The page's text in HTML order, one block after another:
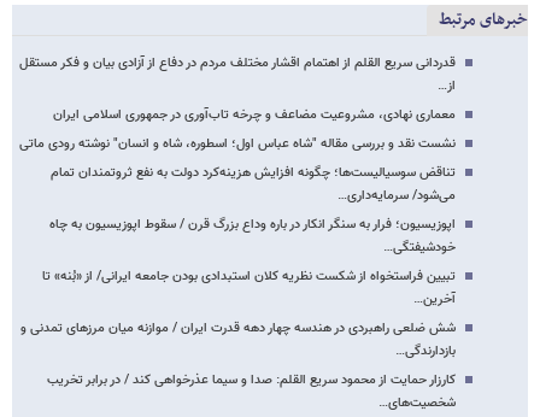
خبرهای مرتبط
قدردانی سریع القلم از اهتمام اقشار مختلف مردم در دفاع از آزادی بیان و فکر مستقل
از…
معماری نهادی، مشروعیت مضاعف و چرخه تاب‌آوری در جمهوری اسلامی ایران
نشست نقد و بررسی مقاله "شاه عباس اول؛ اسطوره، شاه و انسان" نوشته رودی ماتی
تناقض سوسیالیست‌ها؛ چگونه افزایش هزینه‌کرد دولت به نفع ثروتمندان تمام
می‌شود/ سرمایه‌داری…
اپوزیسیون؛ فرار به سنگر انکار در باره وداع بزرگ قرن / سقوط اپوزیسیون به چاه
خودشیفتگی…
تبیین فراستخواه از شکست نظریه کلان استبدادی بودن جامعه ایرانی/ از «بُنه» تا
آخرین…
شش ضلعی راهبردی در هندسه چهار دهه قدرت ایران / موازنه میان مرزهای تمدنی و
بازدارندگی…
کارزار حمایت از محمود سریع القلم: صدا و سیما عذرخواهی کند / در برابر تخریب
شخصیت‌های…